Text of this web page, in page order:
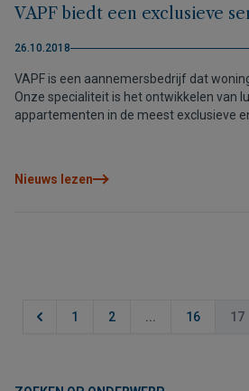
VAPF biedt een exclusieve
26.10.2018
VAPF is een aannemersbedrijf dat
Onze specialiteit is het ontwikkelen van
appartementen in de meest exclusieve
meest hoogstaande afwerkingen. Ze zijn
Nieuws lezen
1 2 ... 16 17